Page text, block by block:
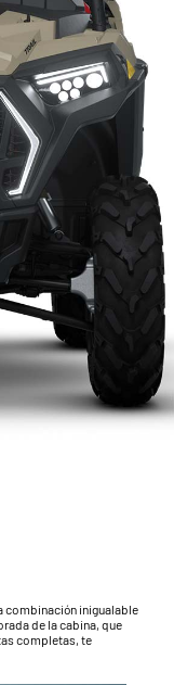
combinación inigualable
de la cabina, que
completas, te